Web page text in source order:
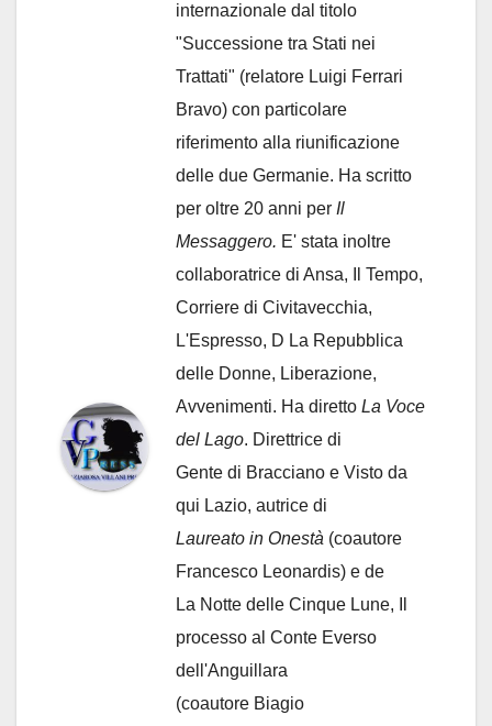
internazionale dal titolo
"Successione tra Stati nei
Trattati" (relatore Luigi Ferrari
Bravo) con particolare
riferimento alla riunificazione
delle due Germanie. Ha scritto
per oltre 20 anni per Il
Messaggero. E' stata inoltre
collaboratrice di Ansa, Il Tempo,
Corriere di Civitavecchia,
L'Espresso, D La Repubblica
delle Donne, Liberazione,
Avvenimenti. Ha diretto La Voce
del Lago. Direttrice di
Gente di Bracciano e Visto da
qui Lazio, autrice di
Laureato in Onestà (coautore
Francesco Leonardis) e de
La Notte delle Cinque Lune, Il
processo al Conte Everso
dell'Anguillara
(coautore Biagio